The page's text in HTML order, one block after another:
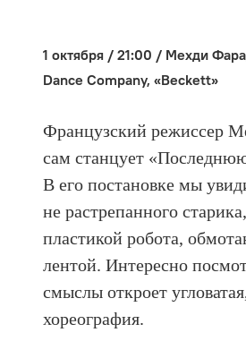
1 октября / 21:00 / Мехди
Dance Company, «Beckett»
Французский режиссер
сам станцует
В его постановке мы
не растрепанного
пластикой робота,
лентой. Интересно
смыслы откроет
хореография.